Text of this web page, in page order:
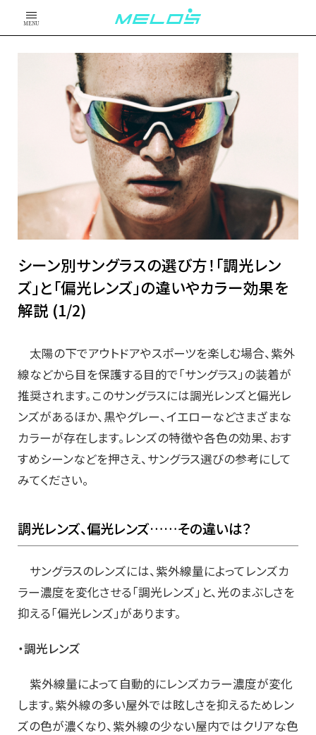
MENU
シーン別サングラスの選び方！「調光レン
ズ」と「偏光レンズ」の違いやカラー効果を
解説 (1/2)
太陽の下でアウトドアやスポーツを楽しむ場合、紫外
線などから目を保護する目的で「サングラス」の装着が
推奨されます。このサングラスには調光レンズと偏光レ
ンズがあるほか、黒やグレー、イエローなどさまざまな
カラーが存在します。レンズの特徴や各色の効果、おす
すめシーンなどを押さえ、サングラス選びの参考にして
みてください。
調光レンズ、偏光レンズ……その違いは？
サングラスのレンズには、紫外線量によってレンズカ
ラー濃度を変化させる「調光レンズ」と、光のまぶしさを
抑える「偏光レンズ」があります。
・調光レンズ
紫外線量によって自動的にレンズカラー濃度が変化
します。紫外線の多い屋外では眩しさを抑えるためレン
ズの色が濃くなり、紫外線の少ない屋内ではクリアな色